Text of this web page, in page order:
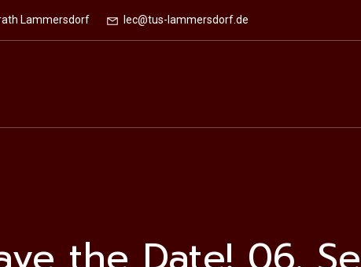
Lammersdorf lec@tus-lammersdorf.de